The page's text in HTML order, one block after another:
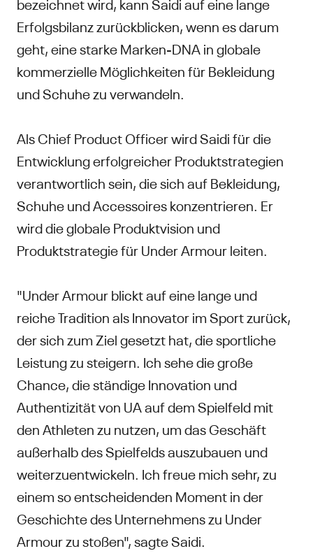
Erfolgsbilanz zurückblicken, wenn es darum
geht, eine starke Marken-DNA in globale
kommerzielle Möglichkeiten für Bekleidung
und Schuhe zu verwandeln.
Als Chief Product Officer wird Saidi für die
Entwicklung erfolgreicher Produktstrategien
verantwortlich sein, die sich auf Bekleidung,
Schuhe und Accessoires konzentrieren. Er
wird die globale Produktvision und
Produktstrategie für Under Armour leiten.
"Under Armour blickt auf eine lange und
reiche Tradition als Innovator im Sport zurück,
der sich zum Ziel gesetzt hat, die sportliche
Leistung zu steigern. Ich sehe die große
Chance, die ständige Innovation und
Authentizität von UA auf dem Spielfeld mit
den Athleten zu nutzen, um das Geschäft
außerhalb des Spielfelds auszubauen und
weiterzuentwickeln. Ich freue mich sehr, zu
einem so entscheidenden Moment in der
Geschichte des Unternehmens zu Under
Armour zu stoßen", sagte Saidi.